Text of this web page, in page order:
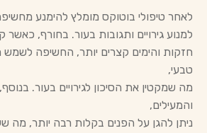
לאחר טיפולי בוטוקס מומלץ להימנע
למנוע גירויים ותגובות בעור. בחורף,
חזקות והימים קצרים יותר, החשיפה
טבעי,
מה שמקטין את הסיכון לגירויים בעור.
והמעילים,
ניתן להגן על הפנים בקלות רבה יותר, מה